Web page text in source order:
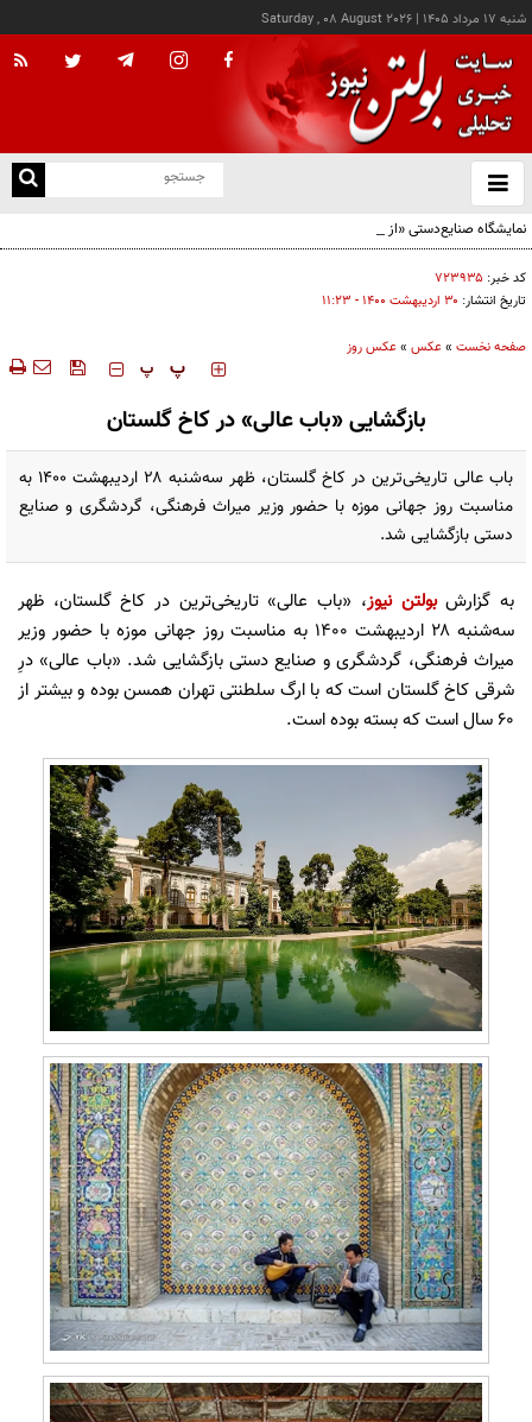
شنبه ۱۷ مرداد ۱۴۰۵ |
Saturday , 08 August 2026
باز
و
نمایشگاه صنایع‌دستی «از ریشه تا امروز» - کرج
کد خبر: ۷۲۳۹۳۵
تاریخ انتشار: ۳۰ ارديبهشت ۱۴۰۰ - ۱۱:۲۳
صفحه نخست »عکس »عکس روز
‍‍‍ پ پ
بازگشایی «باب عالی» در کاخ گلستان
باب عالی تاریخی‌ترین در کاخ گلستان، ظهر سه‌شنبه ۲۸ اردیبهشت ۱۴۰۰ به
مناسبت روز جهانی موزه با حضور وزیر میراث فرهنگی، گردشگری و صنایع
دستی بازگشایی شد.
به گزارشبولتن نیوز، «باب عالی» تاریخی‌ترین در کاخ گلستان، ظهر
سه‌شنبه ۲۸ اردیبهشت ۱۴۰۰ به مناسبت روز جهانی موزه با حضور وزیر
میراث فرهنگی، گردشگری و صنایع دستی بازگشایی شد. «باب عالی» درِ
شرقی کاخ گلستان است که با ارگ سلطنتی تهران همسن بوده و بیشتر از
۶۰ سال است که بسته بوده است.